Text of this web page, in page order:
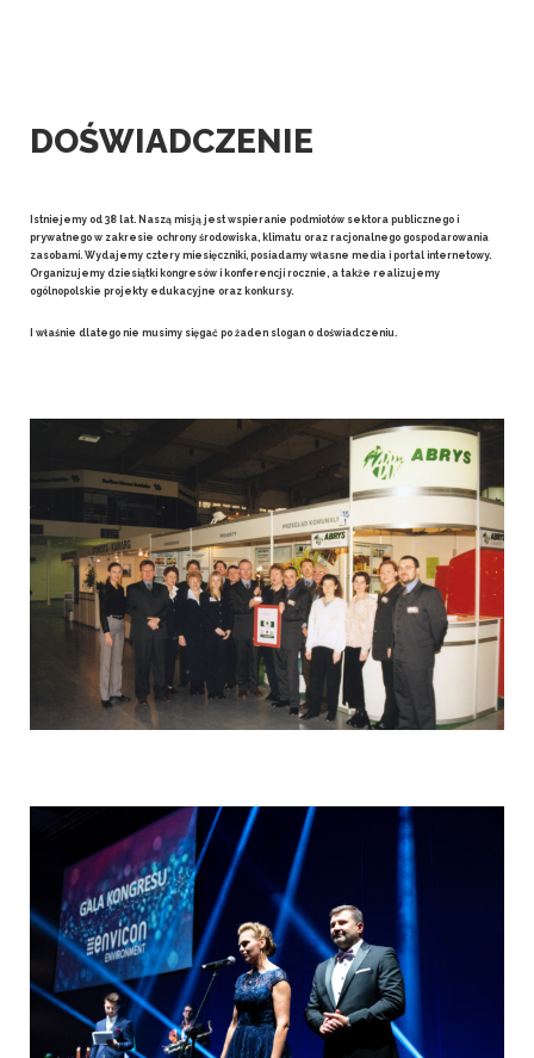
DOŚWIADCZENIE
Istniejemy od 38 lat. Naszą misją jest wspieranie podmiotów sektora publicznego i
prywatnego w zakresie ochrony środowiska, klimatu oraz racjonalnego gospodarowania
zasobami. Wydajemy cztery miesięczniki, posiadamy własne media i portal internetowy.
Organizujemy dziesiątki kongresów i konferencji rocznie, a także realizujemy
ogólnopolskie projekty edukacyjne oraz konkursy.
I właśnie dlatego nie musimy sięgać po żaden slogan o doświadczeniu.